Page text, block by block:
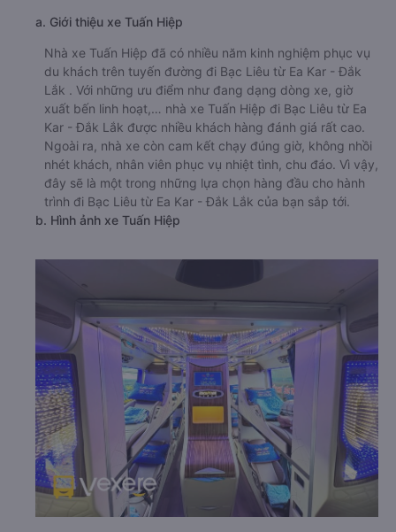
a. Giới thiệu xe Tuấn Hiệp
Nhà xe Tuấn Hiệp đã có nhiều năm kinh nghiệm phục vụ
du khách trên tuyến đường đi Bạc Liêu từ Ea Kar - Đắk
Lắk . Với những ưu điểm như đang dạng dòng xe, giờ
xuất bến linh hoạt,… nhà xe Tuấn Hiệp đi Bạc Liêu từ Ea
Kar - Đắk Lắk được nhiều khách hàng đánh giá rất cao.
Ngoài ra, nhà xe còn cam kết chạy đúng giờ, không nhồi
nhét khách, nhân viên phục vụ nhiệt tình, chu đáo. Vì vậy,
đây sẽ là một trong những lựa chọn hàng đầu cho hành
trình đi Bạc Liêu từ Ea Kar - Đắk Lắk của bạn sắp tới.
b. Hình ảnh xe Tuấn Hiệp